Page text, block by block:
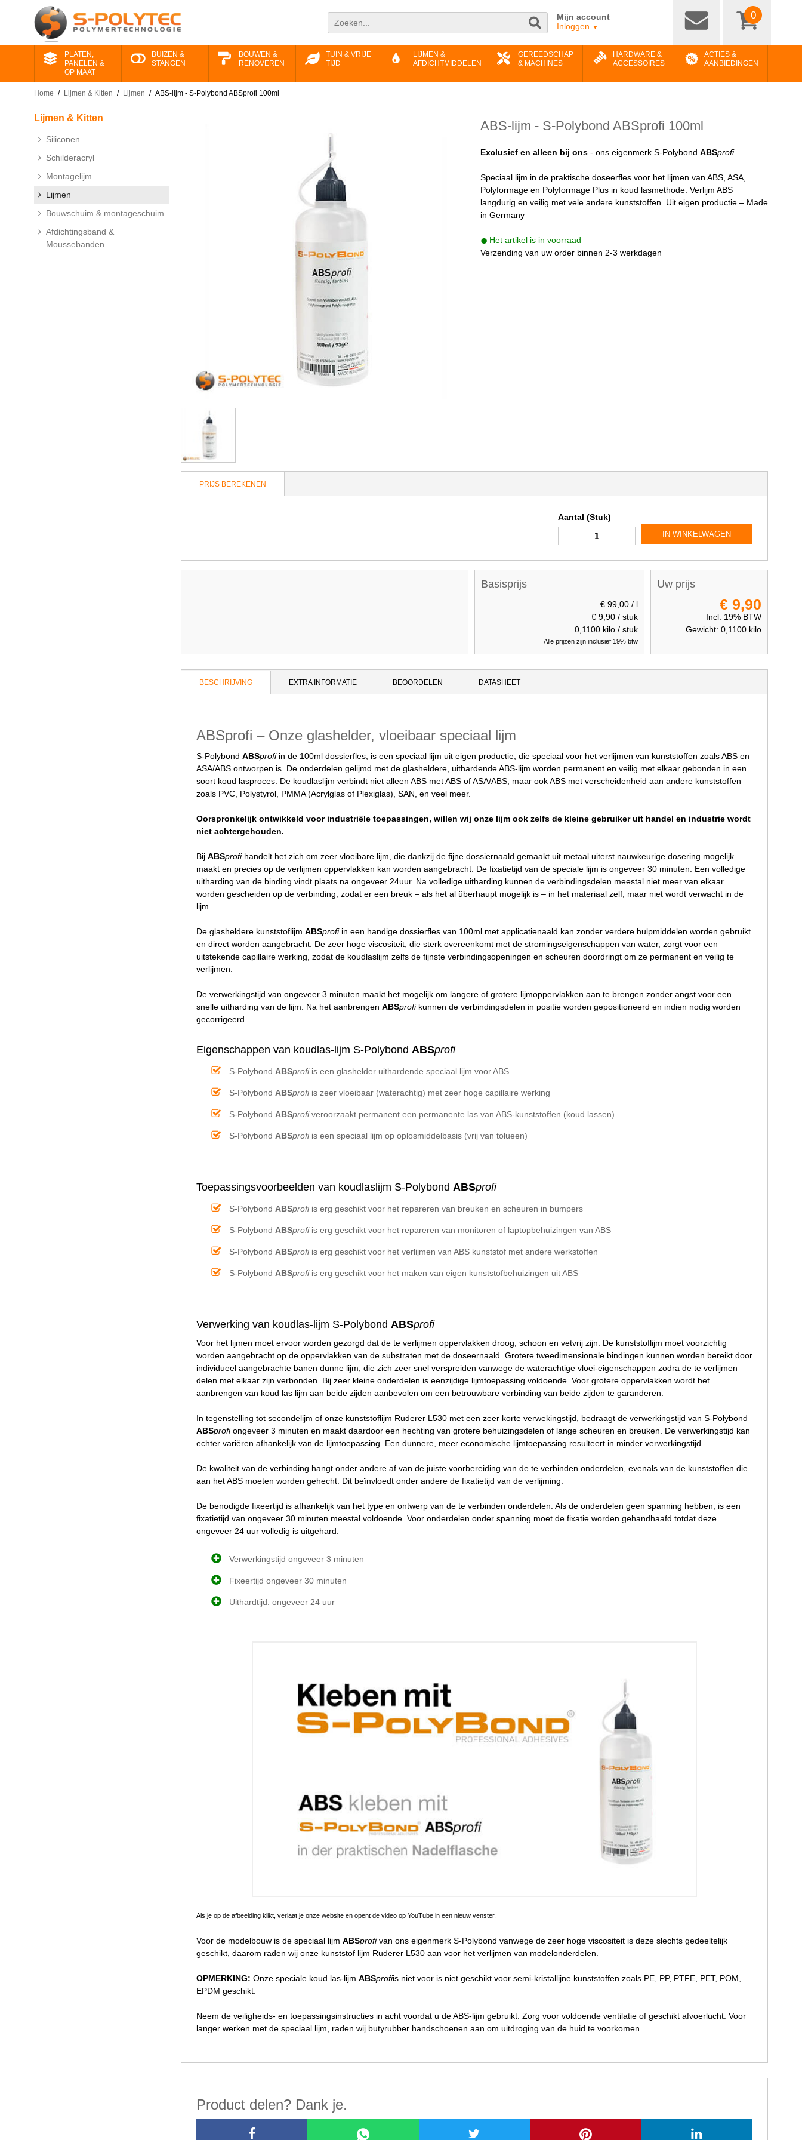
Mijn account
Inloggen ▼
0
PLATEN,
PANELEN &
OP MAAT
BUIZEN &
STANGEN
BOUWEN &
RENOVEREN
TUIN & VRIJE
TIJD
LIJMEN &
AFDICHTMIDDELEN
GEREEDSCHAP
& MACHINES
HARDWARE &
ACCESSOIRES
ACTIES &
AANBIEDINGEN
Home / Lijmen & Kitten / Lijmen / ABS-lijm - S-Polybond ABSprofi 100ml
Lijmen & Kitten
Siliconen
Schilderacryl
Montagelijm
Lijmen
Bouwschuim & montageschuim
Afdichtingsband &
Moussebanden
ABS-lijm - S-Polybond ABSprofi 100ml
Exclusief en alleen bij ons - ons eigenmerk S-Polybond ABSprofi
Speciaal lijm in de praktische doseerfles voor het lijmen van ABS, ASA,
Polyformage en Polyformage Plus in koud lasmethode. Verlijm ABS
langdurig en veilig met vele andere kunststoffen. Uit eigen productie – Made
in Germany
Het artikel is in voorraad
Verzending van uw order binnen 2-3 werkdagen
PRIJS BEREKENEN
Aantal (Stuk)
IN WINKELWAGEN
Basisprijs
€ 99,00 / l
€ 9,90 / stuk
0,1100 kilo / stuk
Alle prijzen zijn inclusief 19% btw
Uw prijs
€ 9,90
Incl. 19% BTW
Gewicht: 0,1100kilo
BESCHRIJVING EXTRA INFORMATIE BEOORDELEN DATASHEET
ABSprofi – Onze glashelder, vloeibaar speciaal lijm
S-Polybond ABSprofiin de 100ml dossierfles, is een speciaal lijm uit eigen productie, die speciaal voor het verlijmen van kunststoffen zoals ABS en
ASA/ABS ontworpen is. De onderdelen gelijmd met de glasheldere, uithardende ABS-lijm worden permanent en veilig met elkaar gebonden in een
soort koud lasproces. De koudlaslijm verbindt niet alleen ABS met ABS of ASA/ABS, maar ook ABS met verscheidenheid aan andere kunststoffen
zoals PVC, Polystyrol, PMMA (Acrylglas of Plexiglas), SAN, en veel meer.
Oorspronkelijk ontwikkeld voor industriële toepassingen, willen wij onze lijm ook zelfs de kleine gebruiker uit handel en industrie wordt
niet achtergehouden.
Bij ABSprofihandelt het zich om zeer vloeibare lijm, die dankzij de fijne dossiernaald gemaakt uit metaal uiterst nauwkeurige dosering mogelijk
maakt en precies op de verlijmen oppervlakken kan worden aangebracht. De fixatietijd van de speciale lijm is ongeveer 30 minuten. Een volledige
uitharding van de binding vindt plaats na ongeveer 24uur. Na volledige uitharding kunnen de verbindingsdelen meestal niet meer van elkaar
worden gescheiden op de verbinding, zodat er een breuk – als het al überhaupt mogelijk is – in het materiaal zelf, maar niet wordt verwacht in de
lijm.
De glasheldere kunststoflijm ABSprofiin een handige dossierfles van 100ml met applicatienaald kan zonder verdere hulpmiddelen worden gebruikt
en direct worden aangebracht. De zeer hoge viscositeit, die sterk overeenkomt met de stromingseigenschappen van water, zorgt voor een
uitstekende capillaire werking, zodat de koudlaslijm zelfs de fijnste verbindingsopeningen en scheuren doordringt om ze permanent en veilig te
verlijmen.
De verwerkingstijd van ongeveer 3 minuten maakt het mogelijk om langere of grotere lijmoppervlakken aan te brengen zonder angst voor een
snelle uitharding van de lijm. Na het aanbrengen ABSprofikunnen de verbindingsdelen in positie worden gepositioneerd en indien nodig worden
gecorrigeerd.
Eigenschappen van koudlas-lijm S-Polybond ABSprofi
S-Polybond ABSprofiis een glashelder uithardende speciaal lijm voor ABS
S-Polybond ABSprofiis zeer vloeibaar (waterachtig) met zeer hoge capillaire werking
S-Polybond ABSprofiveroorzaakt permanent een permanente las van ABS-kunststoffen (koud lassen)
S-Polybond ABSprofiis een speciaal lijm op oplosmiddelbasis (vrij van tolueen)
Toepassingsvoorbeelden van koudlaslijm S-Polybond ABSprofi
S-Polybond ABSprofiis erg geschikt voor het repareren van breuken en scheuren in bumpers
S-Polybond ABSprofiis erg geschikt voor het repareren van monitoren of laptopbehuizingen van ABS
S-Polybond ABSprofiis erg geschikt voor het verlijmen van ABS kunststof met andere werkstoffen
S-Polybond ABSprofiis erg geschikt voor het maken van eigen kunststofbehuizingen uit ABS
Verwerking van koudlas-lijm S-Polybond ABSprofi
Voor het lijmen moet ervoor worden gezorgd dat de te verlijmen oppervlakken droog, schoon en vetvrij zijn. De kunststoflijm moet voorzichtig
worden aangebracht op de oppervlakken van de substraten met de doseernaald. Grotere tweedimensionale bindingen kunnen worden bereikt door
individueel aangebrachte banen dunne lijm, die zich zeer snel verspreiden vanwege de waterachtige vloei-eigenschappen zodra de te verlijmen
delen met elkaar zijn verbonden. Bij zeer kleine onderdelen is eenzijdige lijmtoepassing voldoende. Voor grotere oppervlakken wordt het
aanbrengen van koud las lijm aan beide zijden aanbevolen om een betrouwbare verbinding van beide zijden te garanderen.
In tegenstelling tot secondelijm of onze kunststoflijm Ruderer L530 met een zeer korte verwekingstijd, bedraagt de verwerkingstijd van S-Polybond
ABSprofiongeveer 3 minuten en maakt daardoor een hechting van grotere behuizingsdelen of lange scheuren en breuken. De verwerkingstijd kan
echter variëren afhankelijk van de lijmtoepassing. Een dunnere, meer economische lijmtoepassing resulteert in minder verwerkingstijd.
De kwaliteit van de verbinding hangt onder andere af van de juiste voorbereiding van de te verbinden onderdelen, evenals van de kunststoffen die
aan het ABS moeten worden gehecht. Dit beïnvloedt onder andere de fixatietijd van de verlijming.
De benodigde fixeertijd is afhankelijk van het type en ontwerp van de te verbinden onderdelen. Als de onderdelen geen spanning hebben, is een
fixatietijd van ongeveer 30 minuten meestal voldoende. Voor onderdelen onder spanning moet de fixatie worden gehandhaafd totdat deze
ongeveer 24 uur volledig is uitgehard.
Verwerkingstijd ongeveer 3 minuten
Fixeertijd ongeveer 30 minuten
Uithardtijd: ongeveer 24 uur
Als je op de afbeelding klikt, verlaat je onze website en opent de video op YouTube in een nieuw venster.
Voor de modelbouw is de speciaal lijm ABSprofivan ons eigenmerk S-Polybond vanwege de zeer hoge viscositeit is deze slechts gedeeltelijk
geschikt, daarom raden wij onze kunststof lijm Ruderer L530 aan voor het verlijmen van modelonderdelen.
OPMERKING: Onze speciale koud las-lijm ABSprofiis niet voor is niet geschikt voor semi-kristallijne kunststoffen zoals PE, PP, PTFE, PET, POM,
EPDM geschikt.
Neem de veiligheids- en toepassingsinstructies in acht voordat u de ABS-lijm gebruikt. Zorg voor voldoende ventilatie of geschikt afvoerlucht. Voor
langer werken met de speciaal lijm, raden wij butyrubber handschoenen aan om uitdroging van de huid te voorkomen.
Product delen? Dank je.